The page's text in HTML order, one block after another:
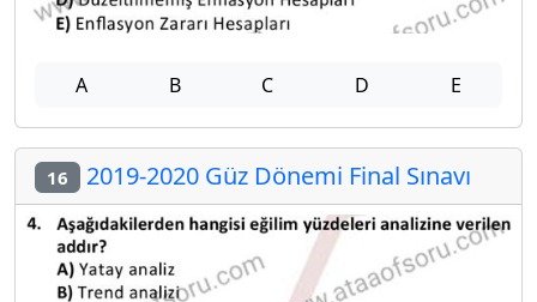
A B C D E
16 2019-2020 Güz Dönemi Final Sınavı